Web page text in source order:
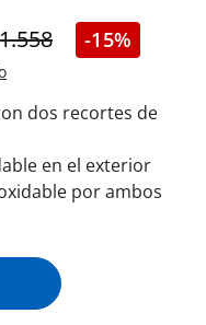
1.558 -15%
dos recortes de
en el exterior
por ambos